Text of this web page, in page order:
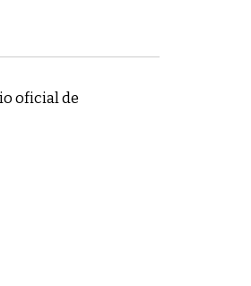
oficial de